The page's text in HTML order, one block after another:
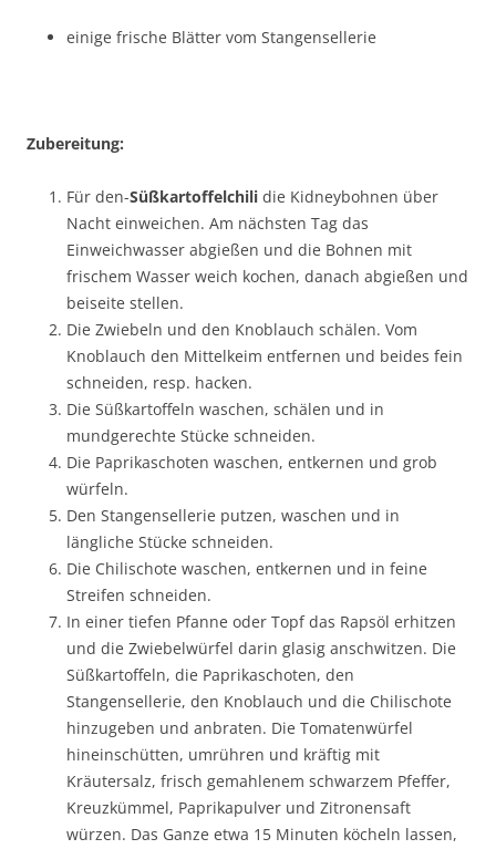
einige frische Blätter vom Stangensellerie
Zubereitung:
Für den-Süßkartoffelchili die Kidneybohnen über
Nacht einweichen. Am nächsten Tag das
Einweichwasser abgießen und die Bohnen mit
frischem Wasser weich kochen, danach abgießen und
beiseite stellen.
Die Zwiebeln und den Knoblauch schälen. Vom
Knoblauch den Mittelkeim entfernen und beides fein
schneiden, resp. hacken.
Die Süßkartoffeln waschen, schälen und in
mundgerechte Stücke schneiden.
Die Paprikaschoten waschen, entkernen und grob
würfeln.
Den Stangensellerie putzen, waschen und in
längliche Stücke schneiden.
Die Chilischote waschen, entkernen und in feine
Streifen schneiden.
In einer tiefen Pfanne oder Topf das Rapsöl erhitzen
und die Zwiebelwürfel darin glasig anschwitzen. Die
Süßkartoffeln, die Paprikaschoten, den
Stangensellerie, den Knoblauch und die Chilischote
hinzugeben und anbraten. Die Tomatenwürfel
hineinschütten, umrühren und kräftig mit
Kräutersalz, frisch gemahlenem schwarzem Pfeffer,
Kreuzkümmel, Paprikapulver und Zitronensaft
würzen. Das Ganze etwa 15 Minuten köcheln lassen,